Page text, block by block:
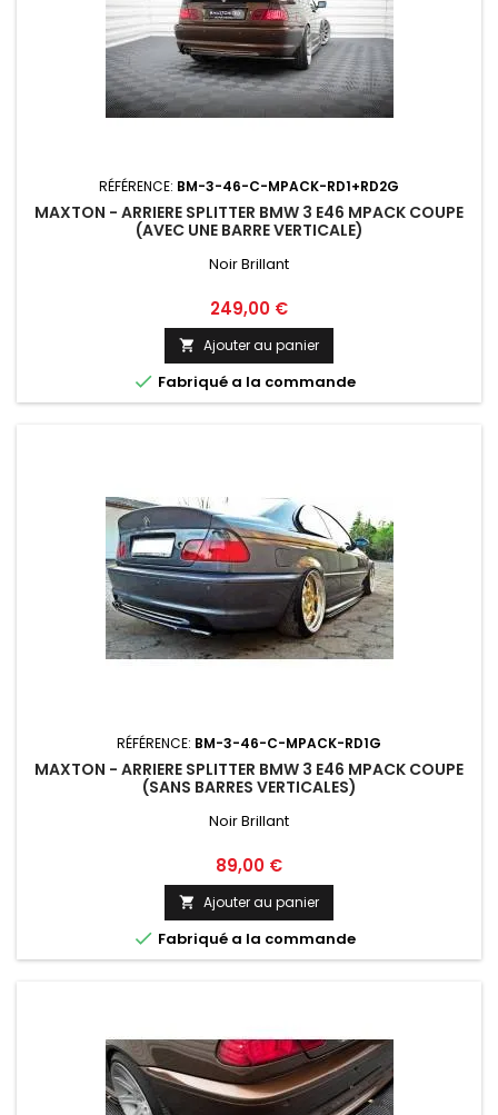
RÉFÉRENCE: BM-3-46-C-MPACK-RD1+RD2G
MAXTON - ARRIERE SPLITTER BMW 3 E46 MPACK COUPE
(AVEC UNE BARRE VERTICALE)
Noir Brillant
Prix
249,00 €
 Ajouter au panier
 Fabriqué a la commande
RÉFÉRENCE: BM-3-46-C-MPACK-RD1G
MAXTON - ARRIERE SPLITTER BMW 3 E46 MPACK COUPE
(SANS BARRES VERTICALES)
Noir Brillant
Prix
89,00 €
 Ajouter au panier
 Fabriqué a la commande